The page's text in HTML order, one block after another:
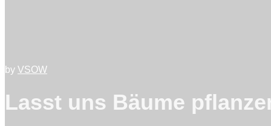
by VSOW
Lasst uns Bäume